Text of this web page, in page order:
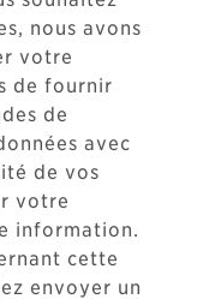
nous avons
votre
de fournir
de
avec
de vos
votre
information.
cette
envoyer un